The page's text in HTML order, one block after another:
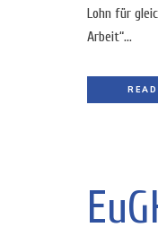
Lohn für
Arbeit“...